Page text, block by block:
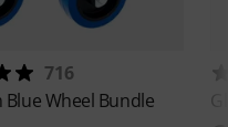
716
Blue Wheel Bundle